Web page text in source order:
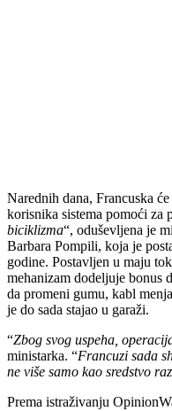
Narednih dana, Francuska
korisnika sistema pomoći za
biciklizma“, oduševljena je
Barbara Pompili, koja je
godine. Postavljen u maju
mehanizam dodeljuje bonus
da promeni gumu, kabl
je do sada stajao u garaži.
“Zbog svog uspeha,
ministarka. “Francuzi sada
ne više samo kao sredstvo
Prema istraživanju